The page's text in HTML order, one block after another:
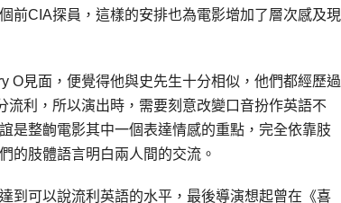
前CIA探員，這樣的安排也為電影增加了層次感及現
O見面，便覺得他與史先生十分相似，他們都經歷過
利，所以演出時，需要刻意改變口音扮作英語不
是整齣電影其中一個表達情感的重點，完全依靠肢
的肢體語言明白兩人間的交流。
到可以說流利英語的水平，最後導演想起曾在《喜